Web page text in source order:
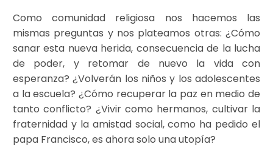
Como comunidad religiosa nos hacemos las
mismas preguntas y nos plateamos otras: ¿Cómo
sanar esta nueva herida, consecuencia de la lucha
de poder, y retomar de nuevo la vida con
esperanza? ¿Volverán los niños y los adolescentes
a la escuela? ¿Cómo recuperar la paz en medio de
tanto conflicto? ¿Vivir como hermanos, cultivar la
fraternidad y la amistad social, como ha pedido el
papa Francisco, es ahora solo una utopía?